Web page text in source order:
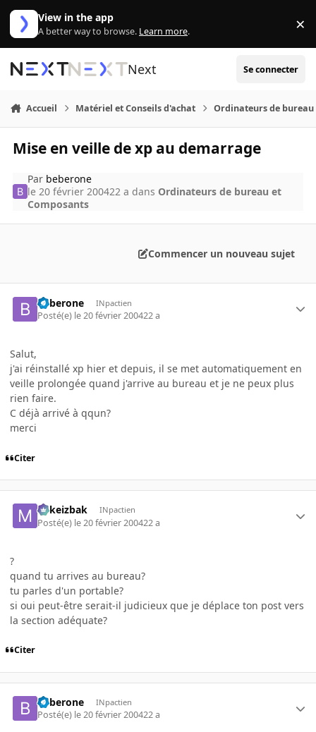
Aller au contenu
View in the app
A better way to browse. Learn more. ×
Next Se connecter
Accueil Matériel et Conseils d'achat Ordinateurs de bureau
Mise en veille de xp au demarrage
Par beberone
le 20 février 200422 a dans Ordinateurs de bureau et
Composants
Commencer un nouveau sujet
beberone INpactien
Posté(e) le 20 février 200422 a
Salut,
j'ai réinstallé xp hier et depuis, il se met automatiquement en
veille prolongée quand j'arrive au bureau et je ne peux plus
rien faire.
C déjà arrivé à qqun?
merci
Citer
Mikeizbak INpactien
Posté(e) le 20 février 200422 a
?
quand tu arrives au bureau?
tu parles d'un portable?
si oui peut-être serait-il judicieux que je déplace ton post vers
la section adéquate?
Citer
beberone INpactien
Posté(e) le 20 février 200422 a